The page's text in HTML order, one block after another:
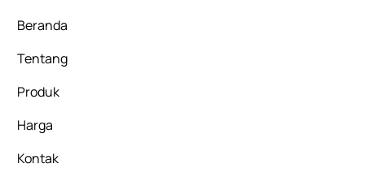
Beranda
Tentang
Produk
Harga
Kontak